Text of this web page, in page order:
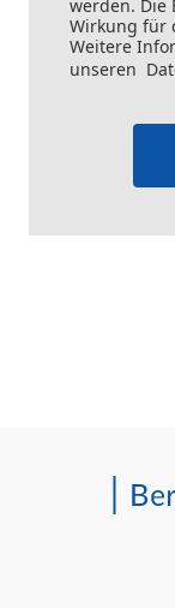
werden. Die
Wirkung für
Weitere
unseren